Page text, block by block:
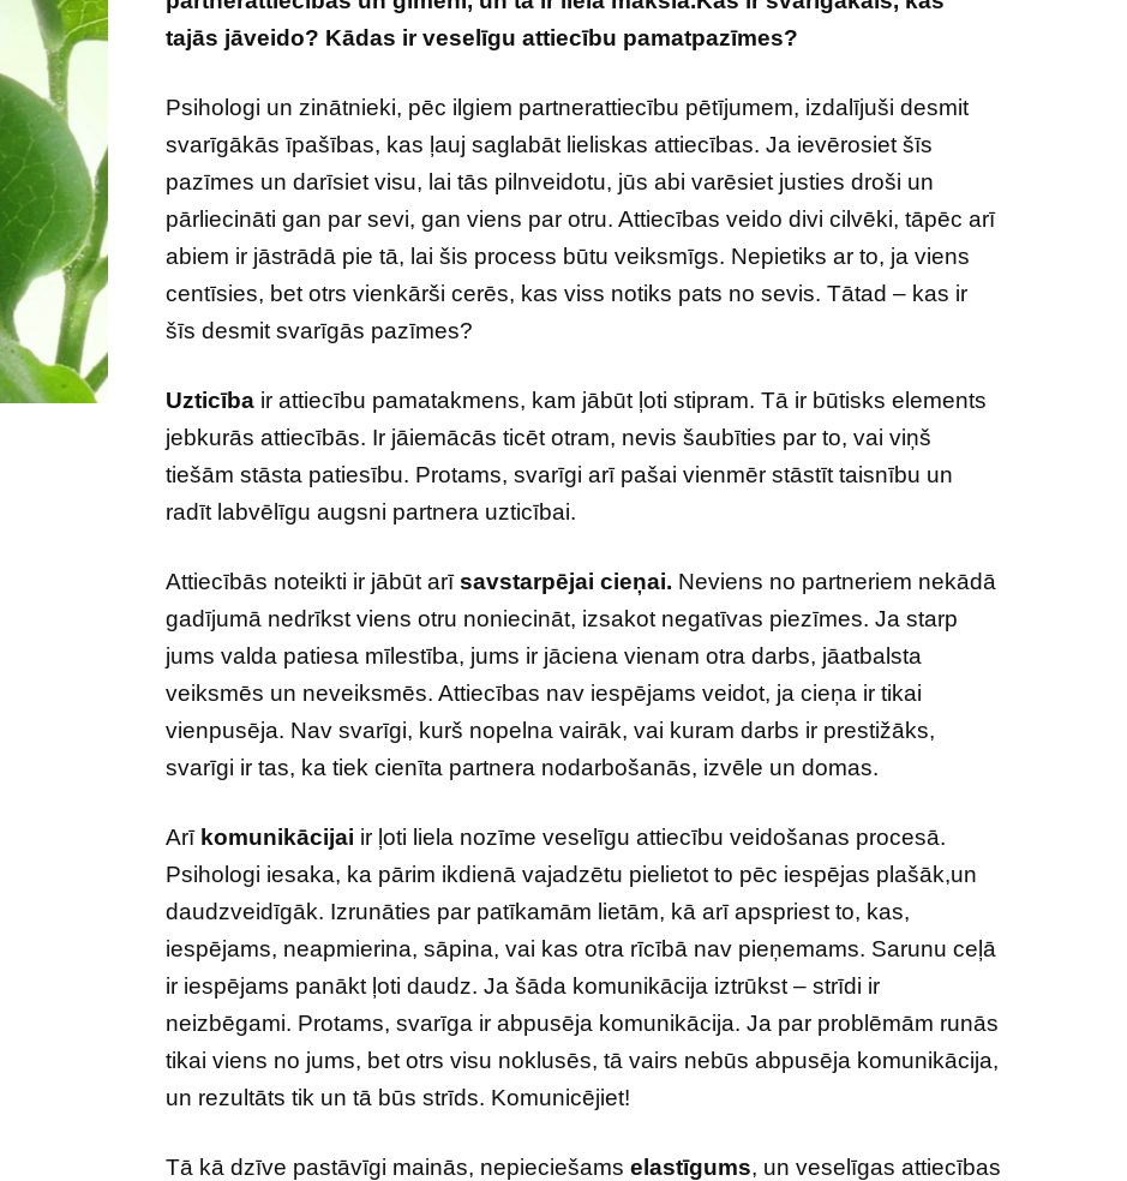
tajās jāveido? Kādas ir veselīgu attiecību pamatpazīmes?
Psihologi un zinātnieki, pēc ilgiem partnerattiecību pētījumem, izdalījuši desmit
svarīgākās īpašības, kas ļauj saglabāt lieliskas attiecības. Ja ievērosiet šīs
pazīmes un darīsiet visu, lai tās pilnveidotu, jūs abi varēsiet justies droši un
pārliecināti gan par sevi, gan viens par otru. Attiecības veido divi cilvēki, tāpēc arī
abiem ir jāstrādā pie tā, lai šis process būtu veiksmīgs. Nepietiks ar to, ja viens
centīsies, bet otrs vienkārši cerēs, kas viss notiks pats no sevis. Tātad – kas ir
šīs desmit svarīgās pazīmes?
Uzticība ir attiecību pamatakmens, kam jābūt ļoti stipram. Tā ir būtisks elements
jebkurās attiecībās. Ir jāiemācās ticēt otram, nevis šaubīties par to, vai viņš
tiešām stāsta patiesību. Protams, svarīgi arī pašai vienmēr stāstīt taisnību un
radīt labvēlīgu augsni partnera uzticībai.
Attiecībās noteikti ir jābūt arīsavstarpējai cieņai. Neviens no partneriem nekādā
gadījumā nedrīkst viens otru noniecināt, izsakot negatīvas piezīmes. Ja starp
jums valda patiesa mīlestība, jums ir jāciena vienam otra darbs, jāatbalsta
veiksmēs un neveiksmēs. Attiecības nav iespējams veidot, ja cieņa ir tikai
vienpusēja. Nav svarīgi, kurš nopelna vairāk, vai kuram darbs ir prestižāks,
svarīgi ir tas, ka tiek cienīta partnera nodarbošanās, izvēle un domas.
Arī komunikācijai ir ļoti liela nozīme veselīgu attiecību veidošanas procesā.
Psihologi iesaka, ka pārim ikdienā vajadzētu pielietot to pēc iespējas plašāk,un
daudzveidīgāk. Izrunāties par patīkamām lietām, kā arī apspriest to, kas,
iespējams, neapmierina, sāpina, vai kas otra rīcībā nav pieņemams. Sarunu ceļā
ir iespējams panākt ļoti daudz. Ja šāda komunikācija iztrūkst – strīdi ir
neizbēgami. Protams, svarīga ir abpusēja komunikācija. Ja par problēmām runās
tikai viens no jums, bet otrs visu noklusēs, tā vairs nebūs abpusēja komunikācija,
un rezultāts tik un tā būs strīds. Komunicējiet!
Tā kā dzīve pastāvīgi mainās, nepieciešams elastīgums, un veselīgas attiecības